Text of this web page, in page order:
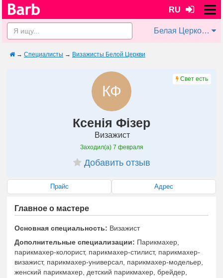
RU
Белая Церковь
→ Специалисты → Визажисты Белой Церкви
КФ
Свет есть
Ксенія Фізер
Визажист
Заходил(а) 7 февраля
Добавить отзыв
Прайс Адрес
Главное о мастере
Основная специальность: Визажист
Дополнительные специализации: Парикмахер,
парикмахер-колорист, парикмахер-стилист, парикмахер-
визажист, парикмахер-универсал, парикмахер-модельер,
женский парикмахер, детский парикмахер, брейдер,